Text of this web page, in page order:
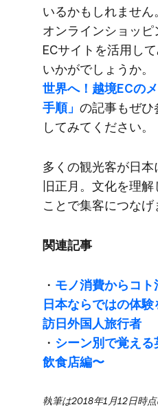
いるかもしれません
オンラインショッ
ECサイトを​活用し
いかがでしょうか。
世界へ！​越境ECの​
手順」 の​記事も​ぜひ
してみてください。
多くの​観光客が​日本
旧正月。​文化を​理
ことで​集客に​つなげ
関連記事
・ モノ消費から​コト
日本ならではの​体験
訪日外国人旅行者
・ シーン別で​覚え
飲食店編〜
執筆は​2018年1月12日時